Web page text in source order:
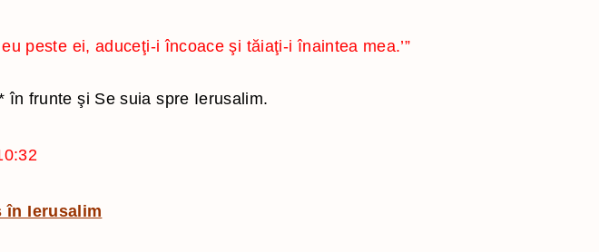
peste ei, aduceţi-i încoace şi tăiaţi-i înaintea mea.’”
în frunte şi Se suia spre Ierusalim.
în Ierusalim